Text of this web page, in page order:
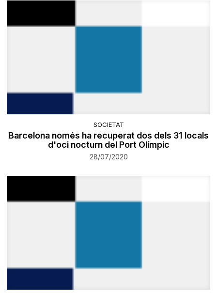
SOCIETAT
Barcelona només ha recuperat dos dels 31 locals
d'oci nocturn del Port Olímpic
28/07/2020